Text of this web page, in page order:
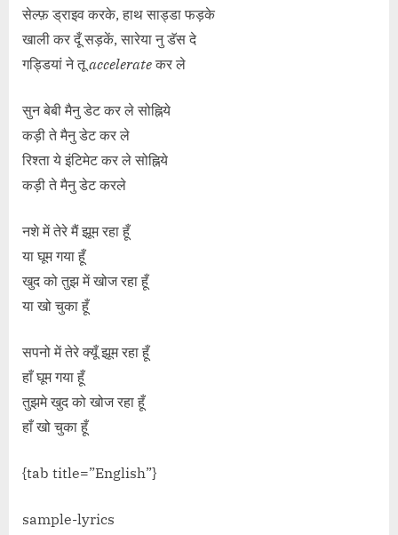
सेल्फ़ ड्राइव करके, हाथ साड्डा फड़के
खाली कर दूँ सड़कें, सारेया नु डॅस दे
गड्डियां ने तूaccelerateकर ले
सुन बेबी मैनु डेट कर ले सोह्निये
कड़ी ते मैनु डेट कर ले
रिश्ता ये इंटिमेट कर ले सोह्निये
कड़ी ते मैनु डेट करले
नशे में तेरे मैं झूम रहा हूँ
या घूम गया हूँ
खुद को तुझ में खोज रहा हूँ
या खो चुका हूँ
सपनो में तेरे क्यूँ झूम रहा हूँ
हाँ घूम गया हूँ
तुझमे खुद को खोज रहा हूँ
हाँ खो चुका हूँ
{tab title=”English”}
sample-lyrics